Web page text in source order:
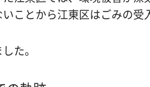
ことから江東区はごみの受
た。